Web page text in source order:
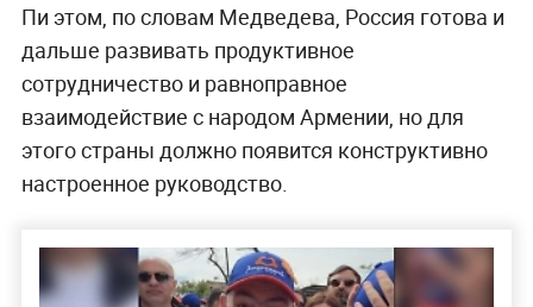
Пи этом, по словам Медведева, Россия готова и
дальше развивать продуктивное
сотрудничество и равноправное
взаимодействие с народом Армении, но для
этого страны должно появится конструктивно
настроенное руководство.